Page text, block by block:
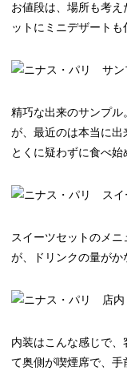
お値段は、場所も考
ットにミニデザートも
精巧な出来のサンプ
が、最近のは本当に出
とくに疑わずに食べ始
スイーツセットのメ
が、ドリンクの量がか
内装はこんな感じで
て奥側が喫煙席で、手